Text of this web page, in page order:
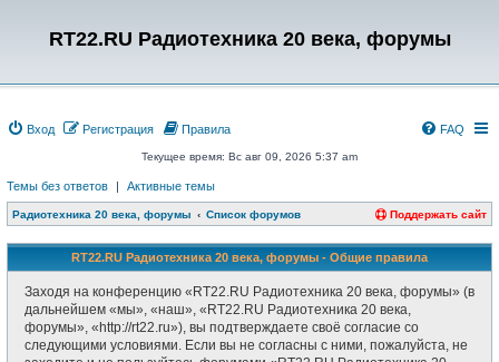
RT22.RU Радиотехника 20 века, форумы
Вход Регистрация FAQ
Правила
Текущее время: Вс авг 09, 2026 5:37 am
Темы без ответов | Активные темы
Радиотехника 20 века, форумы Список форумов Поддержать сайт
RT22.RU Радиотехника 20 века, форумы - Общие правила
Заходя на конференцию «RT22.RU Радиотехника 20 века, форумы» (в
дальнейшем «мы», «наш», «RT22.RU Радиотехника 20 века,
форумы», «http://rt22.ru»), вы подтверждаете своё согласие со
следующими условиями. Если вы не согласны с ними, пожалуйста, не